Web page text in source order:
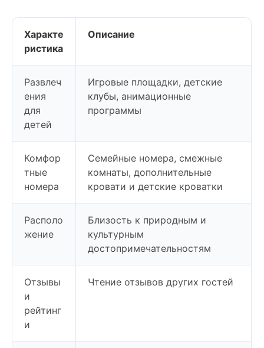
Характе
ристика
Описание
Развлеч
ения
для
детей
Игровые площадки, детские
клубы, анимационные
программы
Комфор
тные
номера
Семейные номера, смежные
комнаты, дополнительные
кровати и детские кроватки
Располо
жение
Близость к природным и
культурным
достопримечательностям
Отзывы
и
рейтинг
и
Чтение отзывов других гостей